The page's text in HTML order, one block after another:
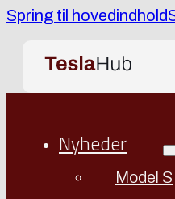
Spring til hovedindhold
Nyheder
Model S